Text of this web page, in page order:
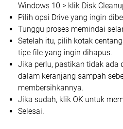
Windows 10 > klik Disk
Pilih opsi Drive yang ingin
Tunggu proses memindai
Setelah itu, pilih kotak
tipe file yang ingin dihapus.
Jika perlu, pastikan tidak ada
dalam keranjang sampah
membersihkannya.
Jika sudah, klik OK untuk
Selesai.